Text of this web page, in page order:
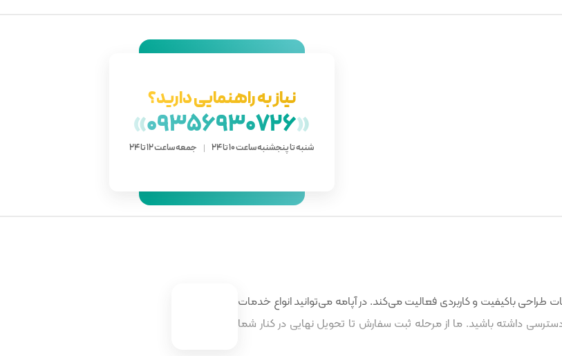
نیاز به راهنمایی دارید؟
«
09356930726
»
شنبه تا پنجشنبه ساعت 10 تا 24 جمعه ساعت 12 تا 24
باکیفیت و کاربردی فعالیت می‌کند. در آپامه می‌توانید انواع خدمات
داشته باشید. ما از مرحله ثبت سفارش تا تحویل نهایی در کنار شما